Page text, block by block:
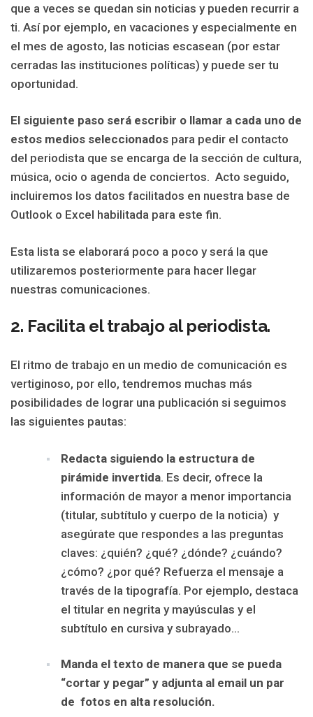
que a veces se quedan sin noticias y pueden recurrir a
ti. Así por ejemplo, en vacaciones y especialmente en
el mes de agosto, las noticias escasean (por estar
cerradas las instituciones políticas) y puede ser tu
oportunidad.
El siguiente paso será escribir o llamar a cada uno de
estos medios seleccionados para pedir el contacto
del periodista que se encarga de la sección de cultura,
música, ocio o agenda de conciertos. Acto seguido,
incluiremos los datos facilitados en nuestra base de
Outlook o Excel habilitada para este fin.
Esta lista se elaborará poco a poco y será la que
utilizaremos posteriormente para hacer llegar
nuestras comunicaciones.
2. Facilita el trabajo al periodista.
El ritmo de trabajo en un medio de comunicación es
vertiginoso, por ello, tendremos muchas más
posibilidades de lograr una publicación si seguimos
las siguientes pautas:
Redacta siguiendo la estructura de
pirámide invertida. Es decir, ofrece la
información de mayor a menor importancia
(titular, subtítulo y cuerpo de la noticia) y
asegúrate que respondes a las preguntas
claves: ¿quién? ¿qué? ¿dónde? ¿cuándo?
¿cómo? ¿por qué? Refuerza el mensaje a
través de la tipografía. Por ejemplo, destaca
el titular en negrita y mayúsculas y el
subtítulo en cursiva y subrayado…
Manda el texto de manera que se pueda
“cortar y pegar” y adjunta al email un par
de fotos en alta resolución.